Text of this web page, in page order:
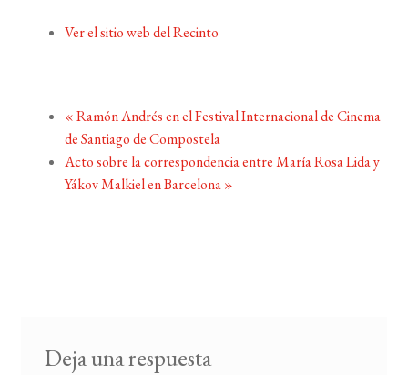
Ver el sitio web del Recinto
«Ramón Andrés en el Festival Internacional de Cinema
de Santiago de Compostela
Acto sobre la correspondencia entre María Rosa Lida y
Yákov Malkiel en Barcelona»
Deja una respuesta